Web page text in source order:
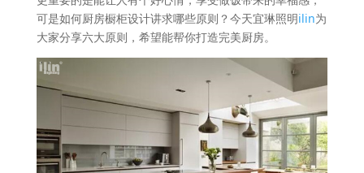
可是如何厨房橱柜设计讲求哪些原则？今天宜琳照明ilin为
大家分享六大原则，希望能帮你打造完美厨房。